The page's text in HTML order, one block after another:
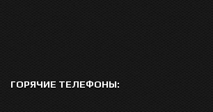
ГОРЯЧИЕ ТЕЛЕФОНЫ: